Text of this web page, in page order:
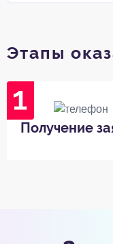
Этапы
Получение